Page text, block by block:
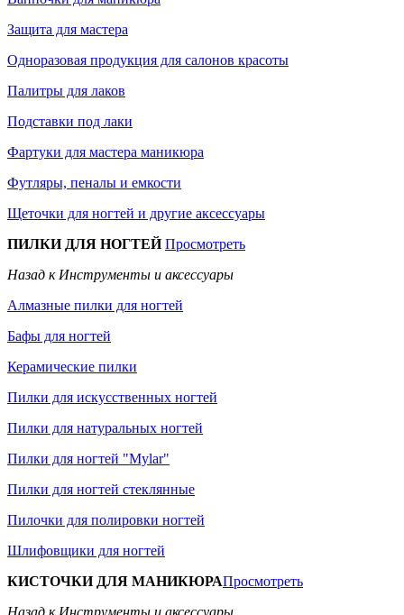
Защита для мастера
Одноразовая продукция для салонов красоты
Палитры для лаков
Подставки под лаки
Фартуки для мастера маникюра
Футляры, пеналы и емкости
Щеточки для ногтей и другие аксессуары
ПИЛКИ ДЛЯ НОГТЕЙПросмотреть
Назад к Инструменты и аксессуары
Алмазные пилки для ногтей
Бафы для ногтей
Керамические пилки
Пилки для искусственных ногтей
Пилки для натуральных ногтей
Пилки для ногтей "Mylar"
Пилки для ногтей стеклянные
Пилочки для полировки ногтей
Шлифовщики для ногтей
КИСТОЧКИ ДЛЯ МАНИКЮРАПросмотреть
Назад к Инструменты и аксессуары